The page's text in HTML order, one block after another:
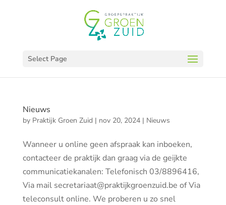
Select Page
Nieuws
by Praktijk Groen Zuid | nov 20, 2024| Nieuws
Wanneer u online geen afspraak kan inboeken,
contacteer de praktijk dan graag via de geijkte
communicatiekanalen: Telefonisch 03/8896416,
Via mail secretariaat@praktijkgroenzuid.be of Via
teleconsult online. We proberen u zo snel